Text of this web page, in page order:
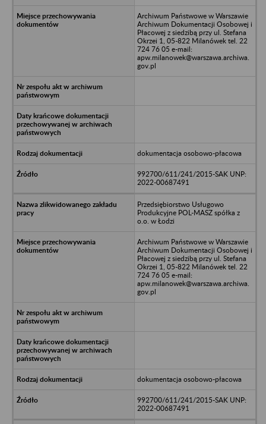
Archiwum Państwowe w Warszawie
Archiwum Dokumentacji Osobowej i
Płacowej z siedzibą przy ul. Stefana
Okrzei 1, 05-822 Milanówek tel. 22
724 76 05 e-mail:
apw.milanowek@warszawa.archiwa.
gov.pl
dokumentacja osobowo-płacowa
992700/611/241/2015-SAK UNP:
2022-00687491
Przedsiębiorstwo Usługowo
Produkcyjne POL-MASZ spółka z
o.o. w Łodzi
Archiwum Państwowe w Warszawie
Archiwum Dokumentacji Osobowej i
Płacowej z siedzibą przy ul. Stefana
Okrzei 1, 05-822 Milanówek tel. 22
724 76 05 e-mail:
apw.milanowek@warszawa.archiwa.
gov.pl
dokumentacja osobowo-płacowa
992700/611/241/2015-SAK UNP:
2022-00687491